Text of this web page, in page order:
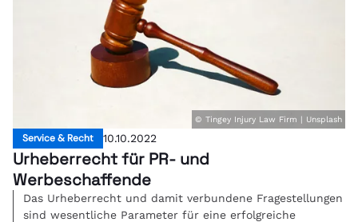
© Tingey Injury Law Firm | Unsplash
Service & Recht 10.10.2022
Urheberrecht für PR- und
Werbeschaffende
Das Urheberrecht und damit verbundene Fragestellungen
sind wesentliche Parameter für eine erfolgreiche